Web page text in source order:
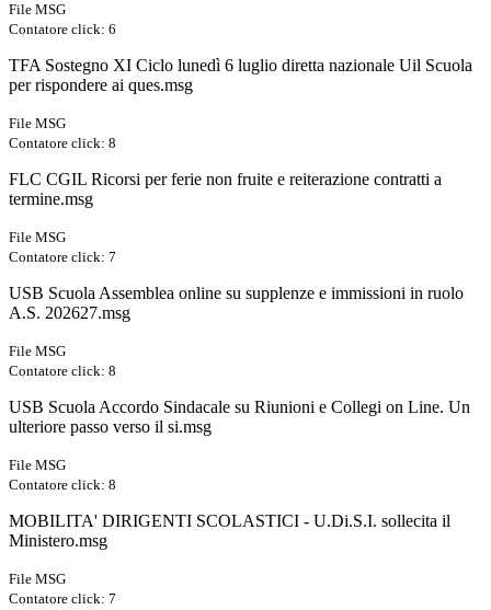
File MSG
Contatore click: 6
TFA Sostegno XI Ciclo lunedì 6 luglio diretta nazionale Uil Scuola
per rispondere ai ques.msg
File MSG
Contatore click: 8
FLC CGIL Ricorsi per ferie non fruite e reiterazione contratti a
termine.msg
File MSG
Contatore click: 7
USB Scuola Assemblea online su supplenze e immissioni in ruolo
A.S. 202627.msg
File MSG
Contatore click: 8
USB Scuola Accordo Sindacale su Riunioni e Collegi on Line. Un
ulteriore passo verso il si.msg
File MSG
Contatore click: 8
MOBILITA' DIRIGENTI SCOLASTICI - U.Di.S.I. sollecita il
Ministero.msg
File MSG
Contatore click: 7